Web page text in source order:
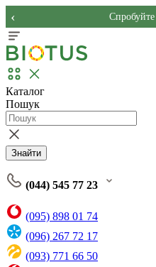
‹
Каталог
Пошук
Знайти
(044) 545 77 23
(095) 898 01 74
(096) 267 72 17
(093) 771 66 50